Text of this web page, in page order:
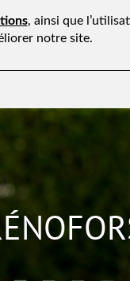
, ainsi que
notre site.